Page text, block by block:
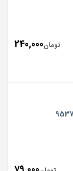
تومان240,000